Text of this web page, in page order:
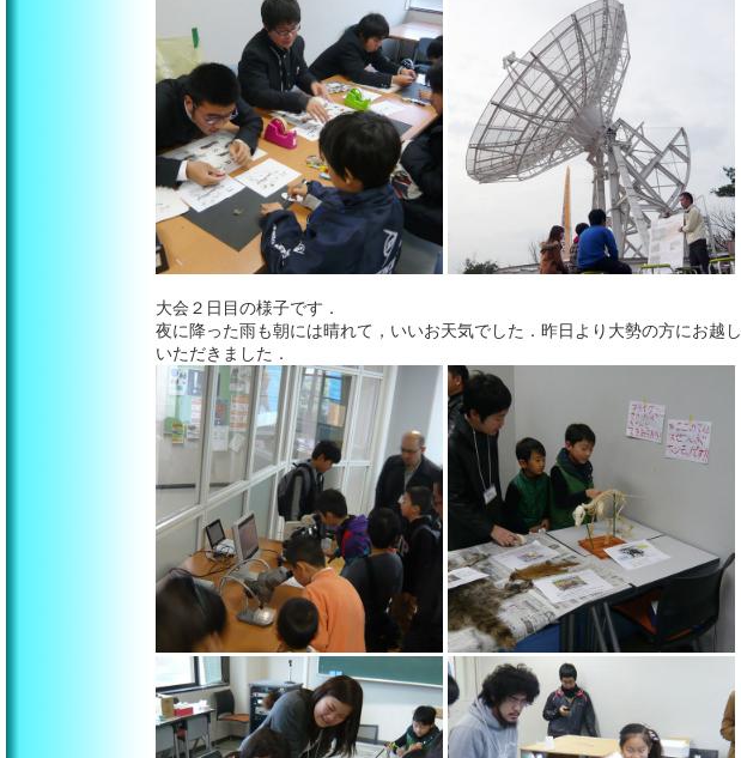
大会２日目の様子です．
夜に降った雨も朝には晴れて，いいお天気でした．昨日より大勢の方にお越し
いただきました．